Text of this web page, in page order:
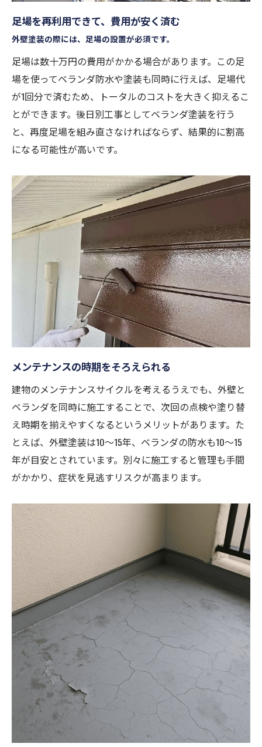
足場を再利用できて、費用が安く済む
外壁塗装の際には、足場の設置が必須です。
足場は数十万円の費用がかかる場合があります。この足
場を使ってベランダ防水や塗装も同時に行えば、足場代
が1回分で済むため、トータルのコストを大きく抑えるこ
とができます。後日別工事としてベランダ塗装を行う
と、再度足場を組み直さなければならず、結果的に割高
になる可能性が高いです。
メンテナンスの時期をそろえられる
建物のメンテナンスサイクルを考えるうえでも、外壁と
ベランダを同時に施工することで、次回の点検や塗り替
え時期を揃えやすくなるというメリットがあります。た
とえば、外壁塗装は10〜15年、ベランダの防水も10〜15
年が目安とされています。別々に施工すると管理も手間
がかかり、症状を見逃すリスクが高まります。